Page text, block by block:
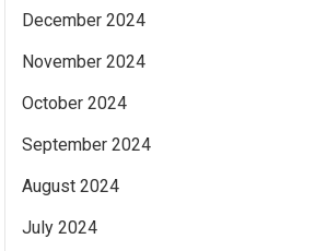
December 2024
November 2024
October 2024
September 2024
August 2024
July 2024